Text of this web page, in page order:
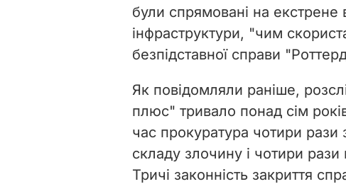
були спрямовані на екстрене
інфраструктури, "чим
безпідставної справи
Як повідомляли раніше,
плюс" тривало понад сім
час прокуратура чотири рази
складу злочину і чотири
Тричі законність закриття